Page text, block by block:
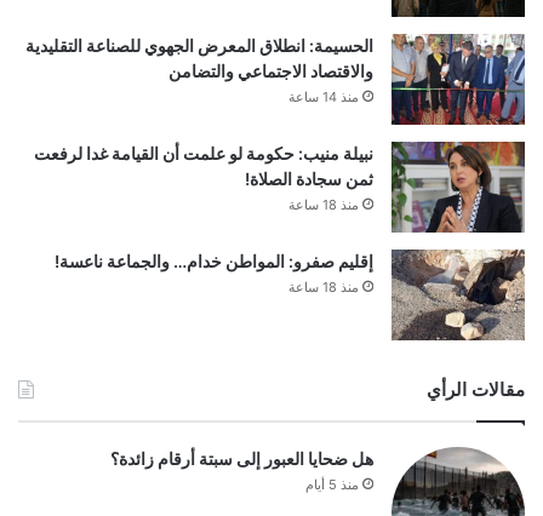
الحسيمة: انطلاق المعرض الجهوي للصناعة التقليدية
والاقتصاد الاجتماعي والتضامن
منذ 14 ساعة
نبيلة منيب: حكومة لو علمت أن القيامة غدا لرفعت
ثمن سجادة الصلاة!
منذ 18 ساعة
إقليم صفرو: المواطن خدام… والجماعة ناعسة!
منذ 18 ساعة
مقالات الرأي
هل ضحايا العبور إلى سبتة أرقام زائدة؟
منذ 5 أيام